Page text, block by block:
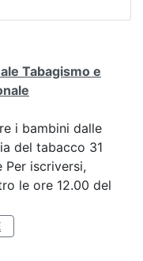
Tabagismo e
i bambini dalle
del tabacco 31
Per iscriversi,
le ore 12.00 del